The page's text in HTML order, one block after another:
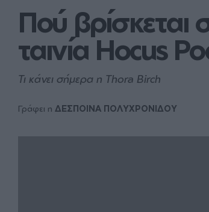
Πού βρίσκεται
ταινία Hocus
Τι κάνει σήμερα η Thora Birch
Γράφει η ΔΕΣΠΟΙΝΑ ΠΟΛΥΧΡΟΝΙΔΟΥ